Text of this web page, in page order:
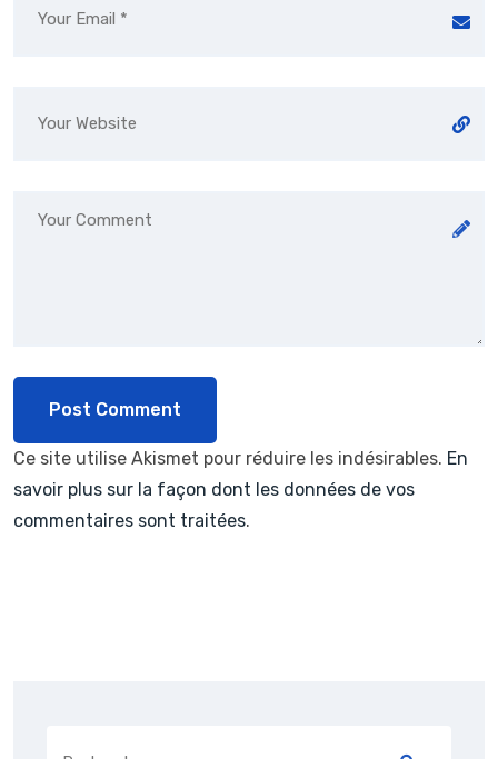
Ce site utilise Akismet pour réduire les indésirables. En
savoir plus sur la façon dont les données de vos
commentaires sont traitées.